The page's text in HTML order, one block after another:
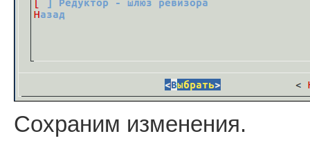
Сохраним изменения.